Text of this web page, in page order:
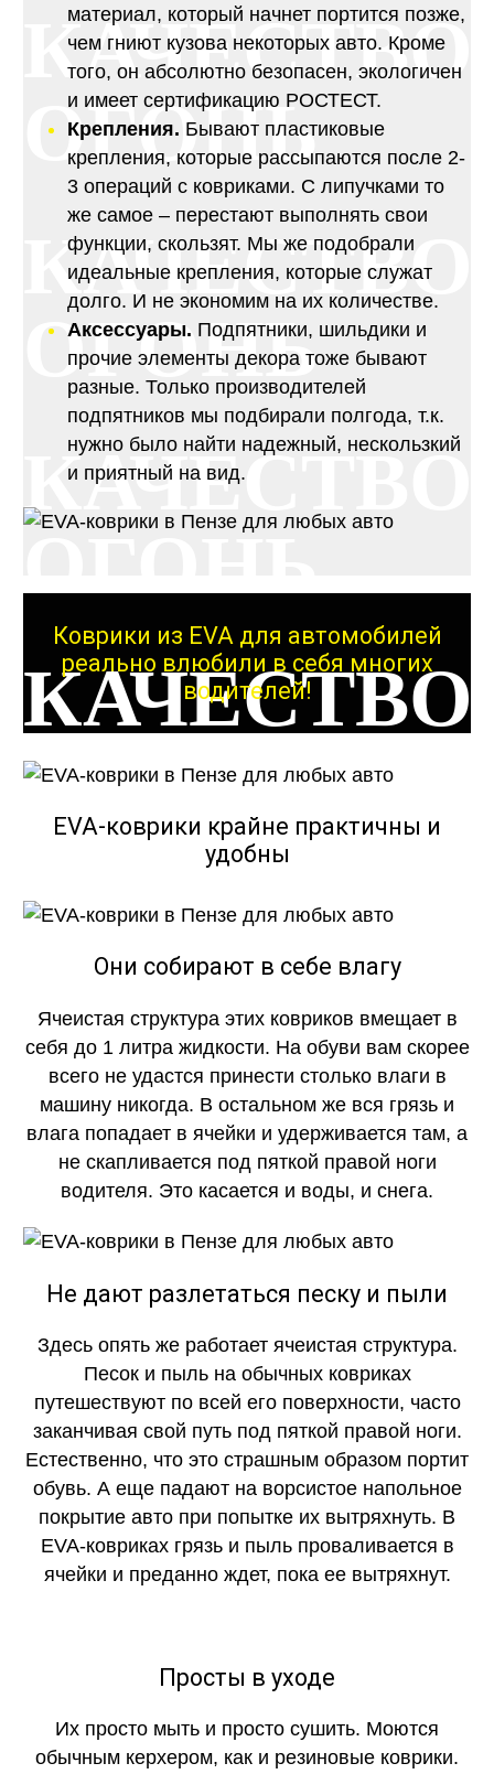
КАЧЕСТВО
ОГОНЬ
КАЧЕСТВО
ОГОНЬ
КАЧЕСТВО
КАЧЕСТВО
ОГОНЬ
КАЧЕСТВО
ОГОНЬ
материал, который начнет портится позже,
чем гниют кузова некоторых авто. Кроме
того, он абсолютно безопасен, экологичен
и имеет сертификацию РОСТЕСТ.
Крепления. Бывают пластиковые
крепления, которые рассыпаются после 2-
3 операций с ковриками. С липучками то
же самое – перестают выполнять свои
функции, скользят. Мы же подобрали
идеальные крепления, которые служат
долго. И не экономим на их количестве.
Аксессуары. Подпятники, шильдики и
прочие элементы декора тоже бывают
разные. Только производителей
подпятников мы подбирали полгода, т.к.
нужно было найти надежный, нескользкий
и приятный на вид.
Коврики из EVA для автомобилей
реально влюбили в себя многих
водителей!
EVA-коврики крайне практичны и
удобны
Они собирают в себе влагу
Ячеистая структура этих ковриков вмещает в
себя до 1 литра жидкости. На обуви вам скорее
всего не удастся принести столько влаги в
машину никогда. В остальном же вся грязь и
влага попадает в ячейки и удерживается там, а
не скапливается под пяткой правой ноги
водителя. Это касается и воды, и снега.
Не дают разлетаться песку и пыли
Здесь опять же работает ячеистая структура.
Песок и пыль на обычных ковриках
путешествуют по всей его поверхности, часто
заканчивая свой путь под пяткой правой ноги.
Естественно, что это страшным образом портит
обувь. А еще падают на ворсистое напольное
покрытие авто при попытке их вытряхнуть. В
EVA-ковриках грязь и пыль проваливается в
ячейки и преданно ждет, пока ее вытряхнут.
Просты в уходе
Их просто мыть и просто сушить. Моются
обычным керхером, как и резиновые коврики.